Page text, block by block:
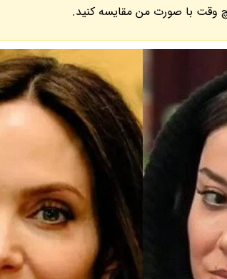
وقت با صورت من مقایسه کنید.